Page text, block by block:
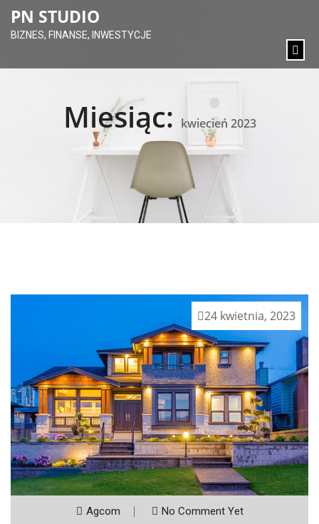
PN STUDIO
BIZNES, FINANSE, INWESTYCJE
Miesiąc: kwiecień 2023
24 kwietnia, 2023
Agcom No Comment Yet